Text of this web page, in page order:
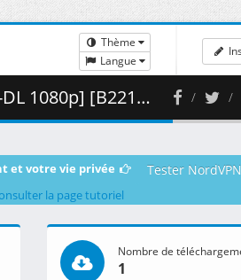
Thème
Langue
( 438.08 MB )
et votre vie privée Tester NordVPN
la page tutoriel
Nombre de
1